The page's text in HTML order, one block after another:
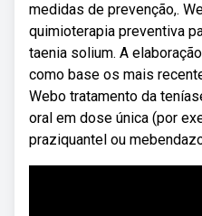
medidas de prevenção,.
quimioterapia preventiva
taenia solium. A
como base os mais
Webo tratamento da
oral em dose única (por
praziquantel ou